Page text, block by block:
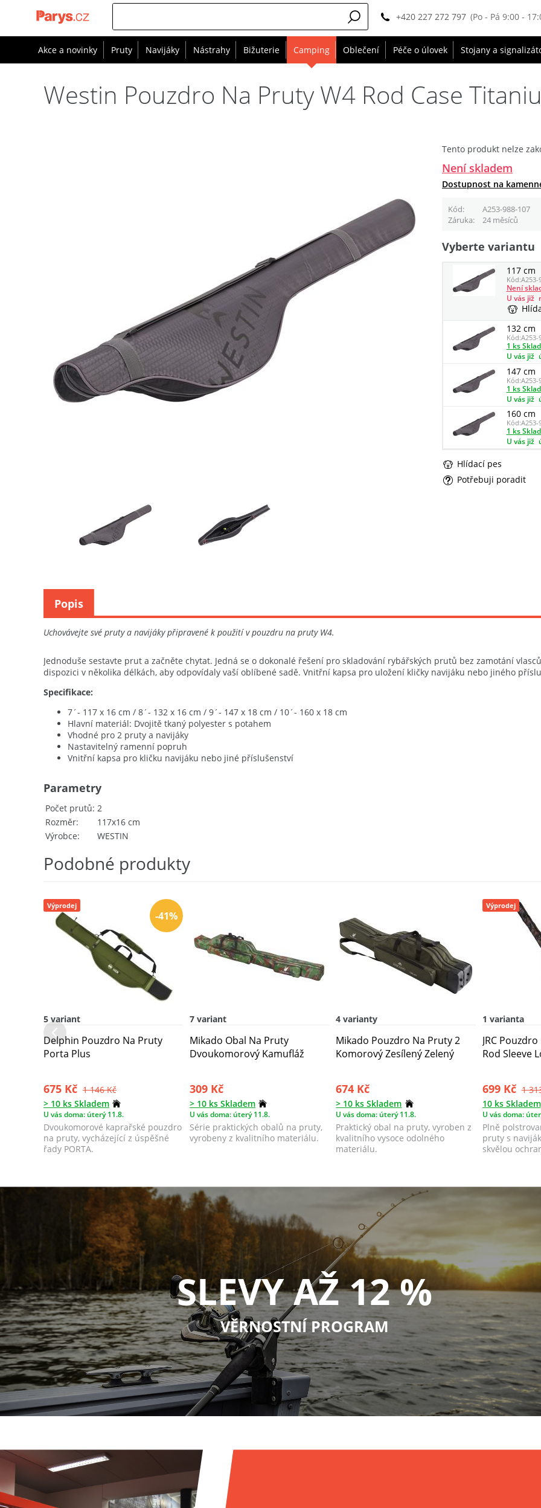
+420 227 272 797 (Po - Pá 9:00 -
Akce a novinky Pruty Navijáky Nástrahy Bižuterie Camping Oblečení Péče o úlovek Stojany a
Westin Pouzdro Na Pruty W4 Rod Case
Tento produkt nelze
Není skladem
Dostupnost na
Kód A253-988-107
Záruka
24 měsíců
Vyberte variantu
117 cm
Kód:A253-
Není
U vás již
132 cm
Kód:A253-
1 ks
U vás již
147 cm
Kód:A253-
1 ks
U vás již
160 cm
Kód:A253-
1 ks
U vás již
Hlídací pes
Potřebuji poradit
Uchovávejte své pruty a navijáky připravené k použití v pouzdru na pruty W4.
Jednoduše sestavte prut a začněte chytat. Jedná se o dokonalé řešení pro skladování rybářských prutů bez zamotání
dispozici v několika délkách, aby odpovídaly vaší oblíbené sadě. Vnitřní kapsa pro uložení kličky navijáku nebo jiného
Specifikace:
7´- 117 x 16 cm / 8´- 132 x 16 cm / 9´- 147 x 18 cm / 10´- 160 x 18 cm
Hlavní materiál: Dvojitě tkaný polyester s potahem
Vhodné pro 2 pruty a navijáky
Nastavitelný ramenní popruh
Vnitřní kapsa pro kličku navijáku nebo jiné příslušenství
Počet prutů 2
Rozměr
117x16 cm
Výrobce
WESTIN
Parametry
Popis
Podobné produkty
-41%
Výprodej
5 variant
Delphin Pouzdro Na Pruty
Porta Plus
675 Kč 1 146 Kč
> 10 ks Skladem
U vás doma: úterý 11.8.
Dvoukomorové kaprařské pouzdro
na pruty, vycházející z úspěšné
řady PORTA.
7 variant
Mikado Obal Na Pruty
Dvoukomorový Kamufláž
309 Kč
> 10 ks Skladem
U vás doma: úterý 11.8.
Série praktických obalů na pruty,
vyrobeny z kvalitního materiálu.
4 varianty
Mikado Pouzdro Na Pruty 2
Komorový Zesílený Zelený
674 Kč
> 10 ks Skladem
U vás doma: úterý 11.8.
Praktický obal na pruty, vyroben z
kvalitního vysoce odolného
materiálu.
Výprodej
1 varianta
JRC
Rod Sleeve
699 Kč 1
10 ks Skladem
U vás doma:
Plně
pruty s
skvělou
SLEVY AŽ 12 %
VĚRNOSTNÍ PROGRAM